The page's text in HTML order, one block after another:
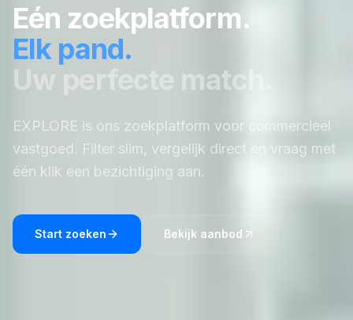
Eén zoekplatform.
Elk pand.
Uw perfecte match.
EXPLORE is ons zoekplatform voor commercieel
vastgoed. Filter slim, vergelijk direct en vraag met
één klik een bezichtiging aan.
Start zoeken Bekijk aanbod